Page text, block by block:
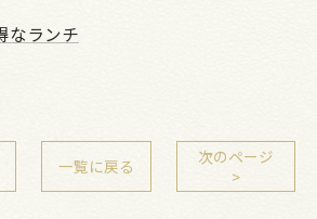
なランチ
一覧に戻る
次のページ
>